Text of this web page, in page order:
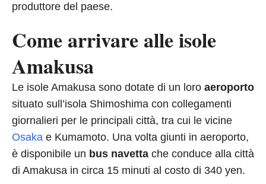
produttore del paese.
Come arrivare alle isole
Amakusa
Le isole Amakusa sono dotate di un loro aeroporto
situato sull’isola Shimoshima con collegamenti
giornalieri per le principali città, tra cui le vicine
Osaka e Kumamoto. Una volta giunti in aeroporto,
è disponibile un bus navetta che conduce alla città
di Amakusa in circa 15 minuti al costo di 340 yen.